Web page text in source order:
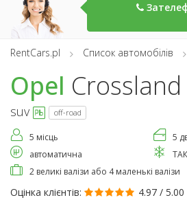
RentCars.pl Список автомобілів
Opel Crossland
suv off-road
5 місць
5
автоматична
ТАК
2 великі валізи або 4 маленькі валізи
Оцінка клієнтів: 4.97 / 5.00